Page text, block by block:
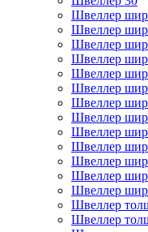
Швеллер
Швеллер
Швеллер
Швеллер
Швеллер
Швеллер
Швеллер
Швеллер
Швеллер
Швеллер
Швеллер
Швеллер
Швеллер
Швеллер
Швеллер